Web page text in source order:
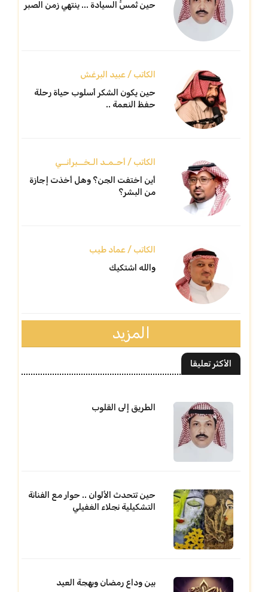
حين تُمسُّ السيادة ... ينتهي زمن الصبر
الكاتب / عبيد البرغش
حين يكون الشكر أسلوب حياة رحلة
حفظ النعمة ..
الكاتب / أحـمـد الـخــبرانــي
أين اختفت الجن؟ وهل أخذت إجازة
من البشر؟
الكاتب / عماد طيب
والله اشتكيك
المزيد
الأكثر تعليقا
الطريق إلى القلوب
حين تتحدث الألوان .. حوار مع الفنانة
التشكيلية نجلاء الغفيلي
بين وداع رمضان وبهجة العيد